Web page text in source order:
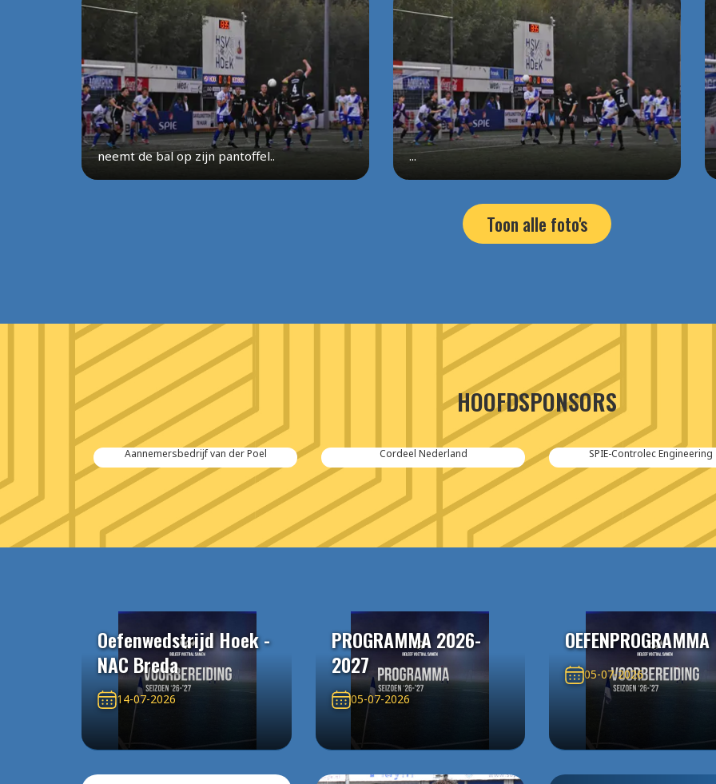
neemt de bal op zijn pantoffel.. ...
Toon alle foto's
HOOFDSPONSORS
Cordeel Nederland SPIE-Controlec Engineering Kraker Trailers
Oefenwedstrijd Hoek -
NAC Breda
14-07-2026
PROGRAMMA 2026-
2027
05-07-2026
OEFENPROGRAMMA
05-07-2026